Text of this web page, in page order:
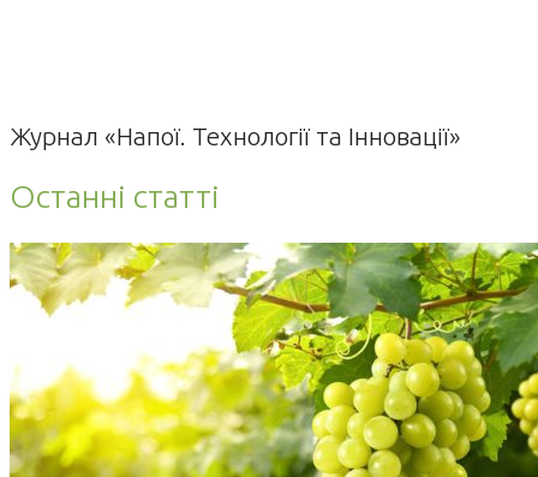
Журнал «Напої. Технології та Інновації»
Останні статті